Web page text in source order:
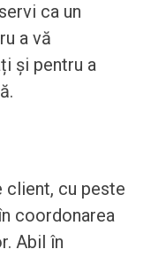
ca un
a vă
și pentru a
client, cu peste
coordonarea
Abil în